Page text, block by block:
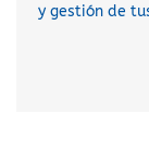
y gestión de